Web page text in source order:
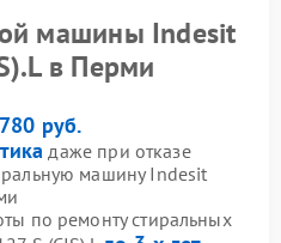
машины Indesit
в Перми
руб.
даже при отказе
машину Indesit
по ремонту стиральных